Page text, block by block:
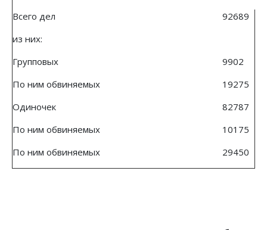
Всего дел
из них:
Групповых
По ним обвиняемых
Одиночек
По ним обвиняемых
По ним обвиняемых
92689
9902
19275
82787
10175
29450